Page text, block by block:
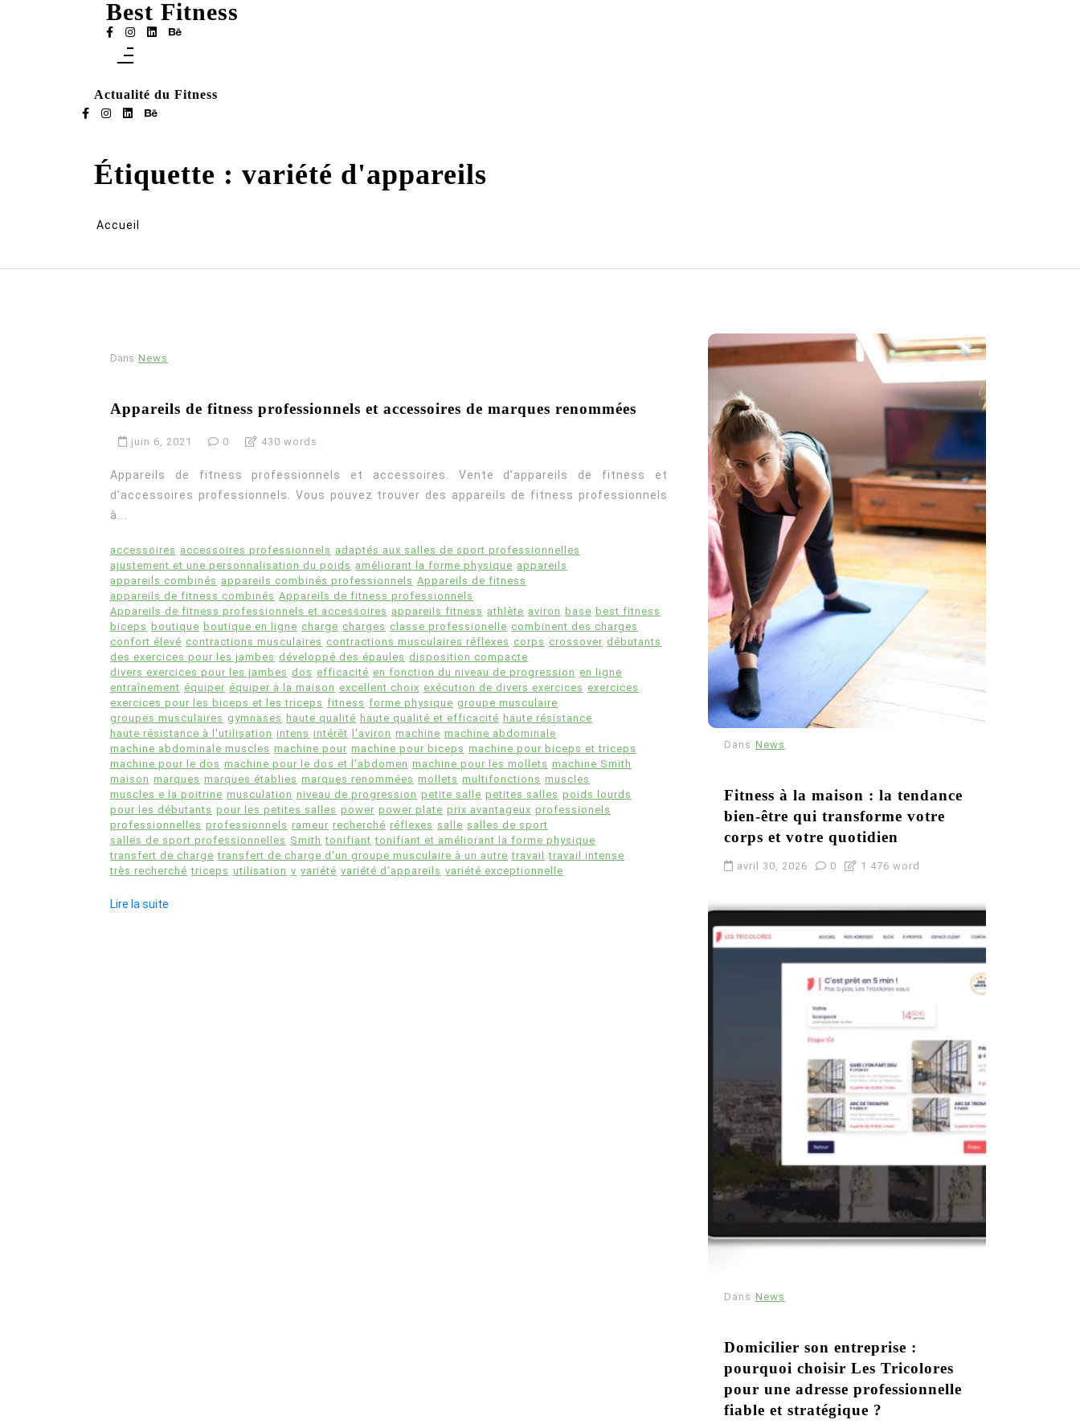
Best Fitness
Actualité du Fitness
Étiquette : variété d'appareils
Accueil
Dans News
Appareils de fitness professionnels et accessoires de marques renommées
juin 6, 2021 0 430 words
Appareils de fitness professionnels et accessoires. Vente d’appareils de fitness et
d’accessoires professionnels. Vous pouvez trouver des appareils de fitness professionnels
à...
accessoires accessoires professionnels adaptés aux salles de sport professionnelles
ajustement et une personnalisation du poids améliorant la forme physique appareils
appareils combinés appareils combinés professionnels Appareils de fitness
appareils de fitness combinés Appareils de fitness professionnels
Appareils de fitness professionnels et accessoires appareils fitness athlète aviron base best fitness
biceps boutique boutique en ligne charge charges classe professionelle combinent des charges
confort élevé contractions musculaires contractions musculaires réflexes corps crossover débutants
des exercices pour les jambes développé des épaules disposition compacte
divers exercices pour les jambes dos efficacité en fonction du niveau de progression en ligne
entraînement équiper équiper à la maison excellent choix exécution de divers exercices exercices
exercices pour les biceps et les triceps fitness forme physique groupe musculaire
groupes musculaires gymnases haute qualité haute qualité et efficacité haute résistance
haute résistance à l'utilisation intens intérêt l'aviron machine machine abdominale
machine abdominale muscles machine pour machine pour biceps machine pour biceps et triceps
machine pour le dos machine pour le dos et l'abdomen machine pour les mollets machine Smith
maison marques marques établies marques renommées mollets multifonctions muscles
muscles e la poitrine musculation niveau de progression petite salle petites salles poids lourds
pour les débutants pour les petites salles power power plate prix avantageux professionels
professionnelles professionnels rameur recherché réflexes salle salles de sport
salles de sport professionnelles Smith tonifiant tonifiant et améliorant la forme physique
transfert de charge transfert de charge d'un groupe musculaire à un autre travail
travail intense
très recherché triceps utilisation v variété variété d'appareils variété exceptionnelle
Lire la suite
Dans News
Fitness à la maison : la tendance
bien-être qui transforme votre
corps et votre quotidien
avril 30, 2026 0 1 476 word
Dans News
Domicilier son entreprise :
pourquoi choisir Les Tricolores
pour une adresse professionnelle
fiable et stratégique ?